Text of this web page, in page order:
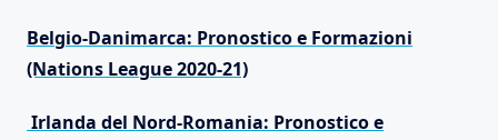
Belgio-Danimarca: Pronostico e Formazioni
(Nations League 2020-21)
Irlanda del Nord-Romania: Pronostico e